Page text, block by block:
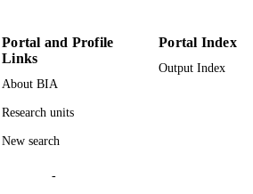
Faculty of Science and Technology
English
Portal and Profile
Links
About BIA
Research units
New search
Portal Index
Output Index
-